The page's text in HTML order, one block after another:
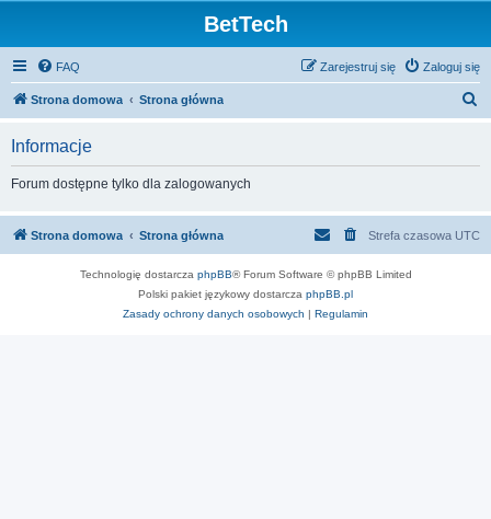
BetTech
FAQ Zaloguj się
Zarejestruj się
Strona domowa Strona główna
Informacje
Forum dostępne tylko dla zalogowanych
Strona domowa Strona główna Strefa czasowa UTC
Technologię dostarcza phpBB® Forum Software © phpBB Limited
Polski pakiet językowy dostarcza phpBB.pl
Zasady ochrony danych osobowych | Regulamin